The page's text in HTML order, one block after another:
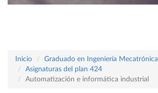
Inicio
Graduado en Ingeniería Mecatrónica
Asignaturas del plan 424
Automatización e informática industrial